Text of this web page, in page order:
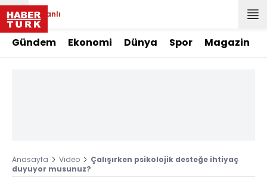
Canlı
Gündem Ekonomi Dünya Spor Magazin
Anasayfa Video
Çalışırken psikolojik desteğe ihtiyaç
duyuyor musunuz?